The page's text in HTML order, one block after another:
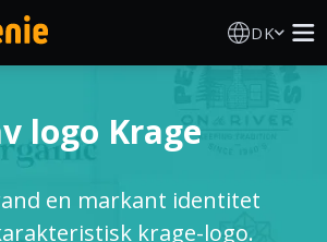
DK
logo Krage
en markant identitet
krage-logo.